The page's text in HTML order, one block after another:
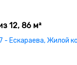
12, 86 м²
- Ескараева, Жилой